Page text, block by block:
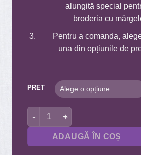
alungită special
broderia cu
Pentru a comanda,
una din opțiunile de
PRET
Cantitate BSR6070 SFANTUL
ADAUGĂ ÎN COȘ